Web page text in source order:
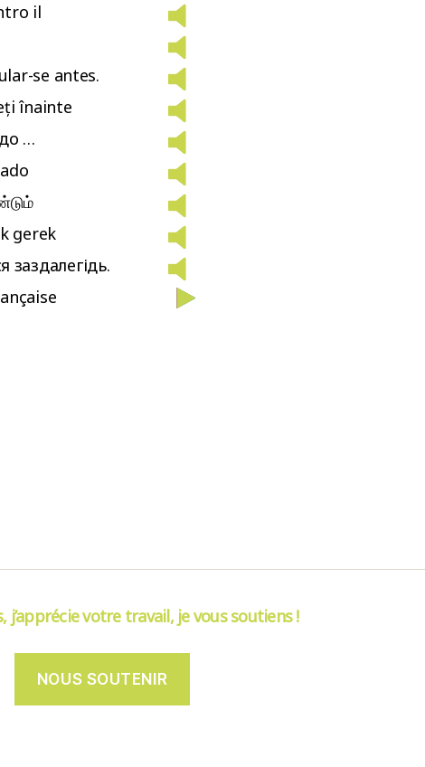
il
se antes.
înainte
…
gerek
заздалегідь.
j’apprécie votre travail, je vous soutiens !
NOUS SOUTENIR